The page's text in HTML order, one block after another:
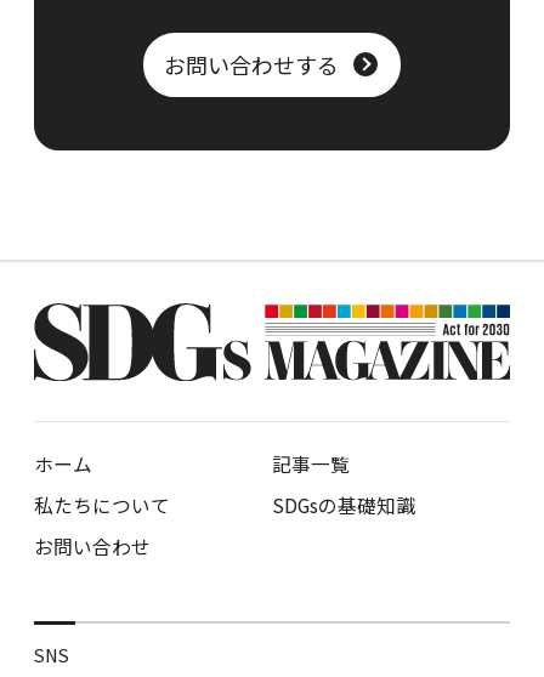
お問い合わせする
ホーム
記事一覧
私たちについて
SDGsの基礎知識
お問い合わせ
SNS